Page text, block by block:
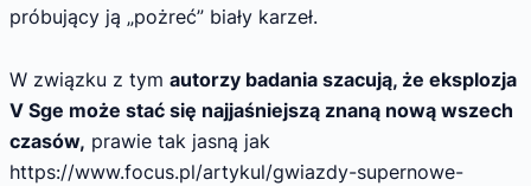
próbujący ją „pożreć” biały karzeł.
W związku z tym autorzy badania szacują, że eksplozja
V Sge może stać się najjaśniejszą znaną nową wszech
czasów, prawie tak jasną jak
https://www.focus.pl/artykul/gwiazdy-supernowe-